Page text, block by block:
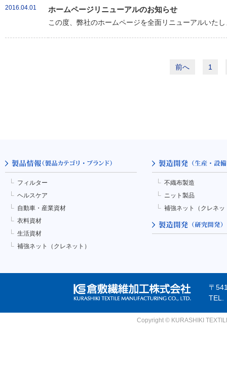
2016.04.01 ホームページリニューアルのお知らせ
この度、弊社のホームページを全面リニューアルいた
前へ 1
フィルター
ヘルスケア
自動車・産業資材
衣料資材
生活資材
補強ネット（クレネット）
不織布製造
ニット製品
補強ネット（クレネッ
〒
TEL.
Copyright © KURASHIKI